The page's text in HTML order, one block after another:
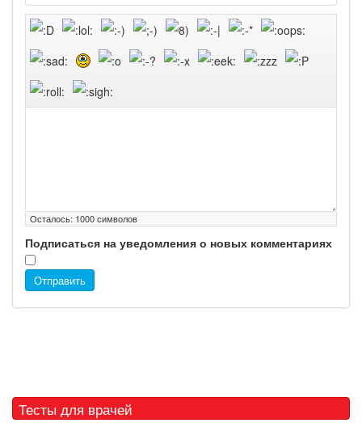
Осталось: 1000символов
Подписаться на уведомления о новых комментариях
Отправить
Тесты для врачей